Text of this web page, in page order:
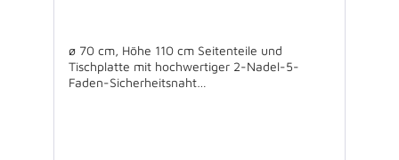
ø 70 cm, Höhe 110 cm Seitenteile und
Tischplatte mit hochwertiger 2-Nadel-5-
Faden-Sicherheitsnaht